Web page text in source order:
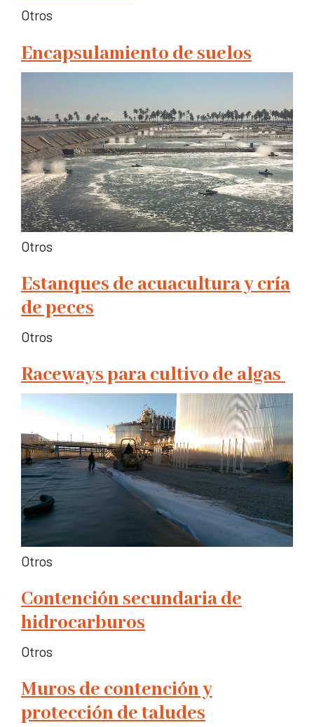
Otros
Encapsulamiento de suelos
Otros
Estanques de acuacultura y cría
de peces
Otros
Raceways para cultivo de algas
Otros
Contención secundaria de
hidrocarburos
Otros
Muros de contención y
protección de taludes